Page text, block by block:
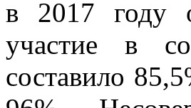
в 2017 году
участие в
составило